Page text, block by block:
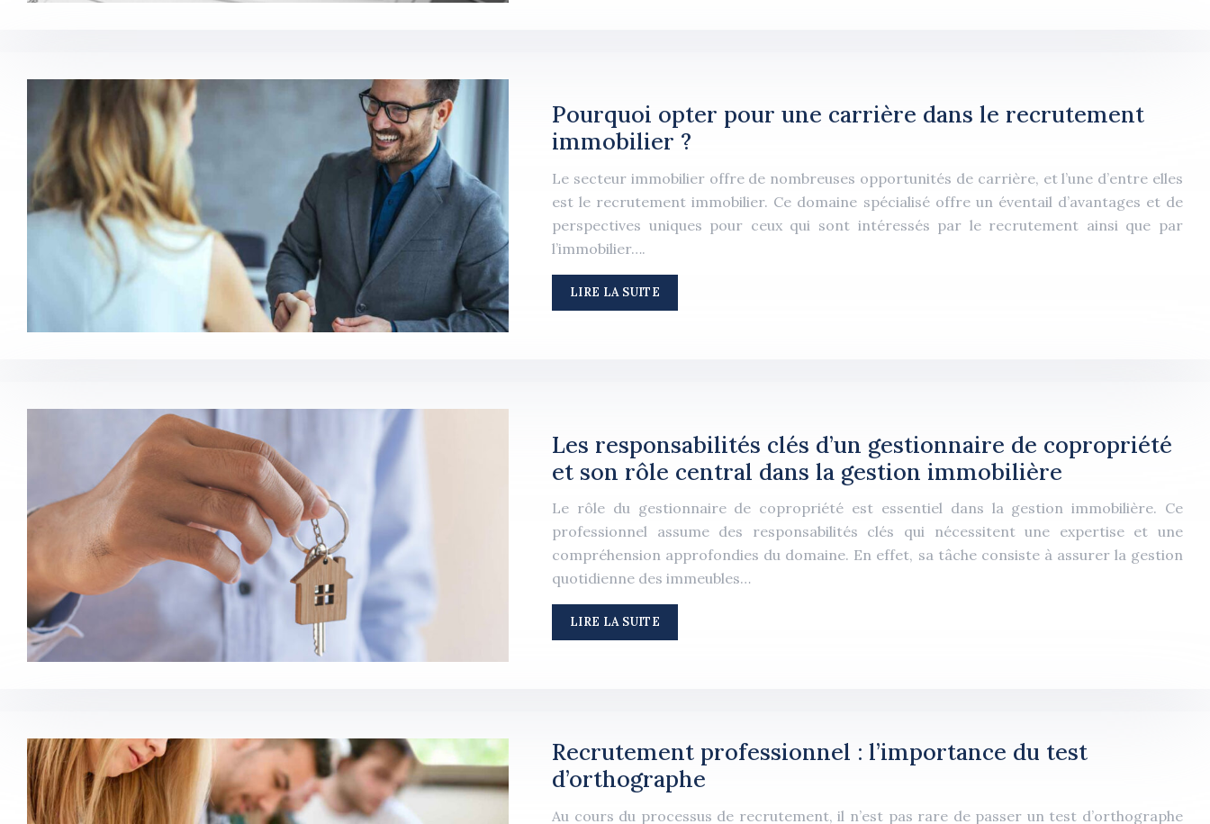
Pourquoi opter pour une carrière dans le recrutement
immobilier ?
Le secteur immobilier offre de nombreuses opportunités de carrière, et l’une d’entre elles
est le recrutement immobilier. Ce domaine spécialisé offre un éventail d’avantages et de
perspectives uniques pour ceux qui sont intéressés par le recrutement ainsi que par
l’immobilier….
LIRE LA SUITE
Les responsabilités clés d’un gestionnaire de copropriété
et son rôle central dans la gestion immobilière
Le rôle du gestionnaire de copropriété est essentiel dans la gestion immobilière. Ce
professionnel assume des responsabilités clés qui nécessitent une expertise et une
compréhension approfondies du domaine. En effet, sa tâche consiste à assurer la gestion
quotidienne des immeubles…
LIRE LA SUITE
Recrutement professionnel : l’importance du test
d’orthographe
Au cours du processus de recrutement, il n’est pas rare de passer un test d’orthographe